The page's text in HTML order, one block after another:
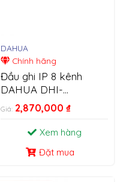
DAHUA
Chính hãng
Đầu ghi IP 8 kênh
DAHUA DHI-
NVR4108HS-4KS2/L
Giá: 2,870,000 ₫
Xem hàng
Đặt mua